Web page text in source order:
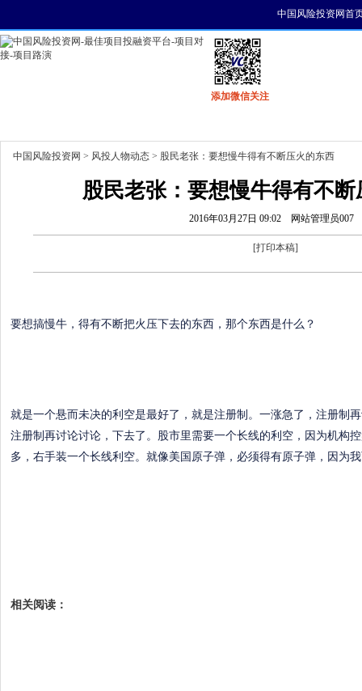
中国风险投资网首
添加微信关注
中国风险投资网 > 风投人物动态 > 股民老张：要想慢牛得有不断压火的东西
股民老张：要想慢牛得有不
2016年03月27日 09:02 网站管理员007
[打印本稿]
要想搞慢牛，得有不断把火压下去的东西，那个东西是什么？
就是一个悬而未决的利空是最好了，就是注册制。一涨急了，注册制
注册制再讨论讨论，下去了。股市里需要一个长线的利空，因为机构
多，右手装一个长线利空。就像美国原子弹，必须得有原子弹，因为
相关阅读：